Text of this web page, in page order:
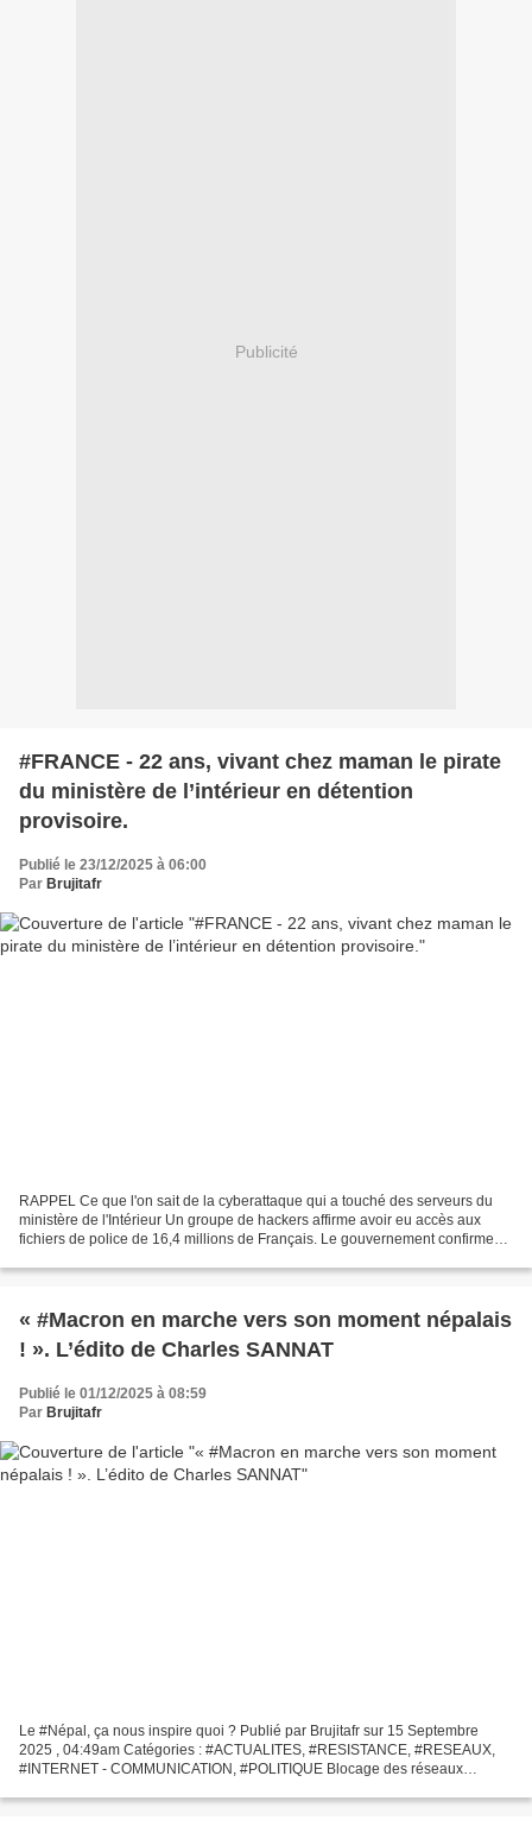
Publicité
#FRANCE - 22 ans, vivant chez maman le pirate
du ministère de l’intérieur en détention
provisoire.
Publié le 23/12/2025 à 06:00
Par Brujitafr
RAPPEL Ce que l'on sait de la cyberattaque qui a touché des serveurs du
ministère de l'Intérieur Un groupe de hackers affirme avoir eu accès aux
fichiers de police de 16,4 millions de Français. Le gouvernement confirme
« #Macron en marche vers son moment népalais
! ». L’édito de Charles SANNAT
Publié le 01/12/2025 à 08:59
Par Brujitafr
Le #Népal, ça nous inspire quoi ? Publié par Brujitafr sur 15 Septembre
2025 , 04:49am Catégories : #ACTUALITES, #RESISTANCE, #RESEAUX,
#INTERNET - COMMUNICATION, #POLITIQUE Blocage des réseaux